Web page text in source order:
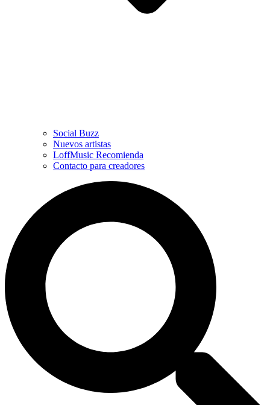
Social Buzz
Nuevos artistas
LoffMusic Recomienda
Contacto para creadores